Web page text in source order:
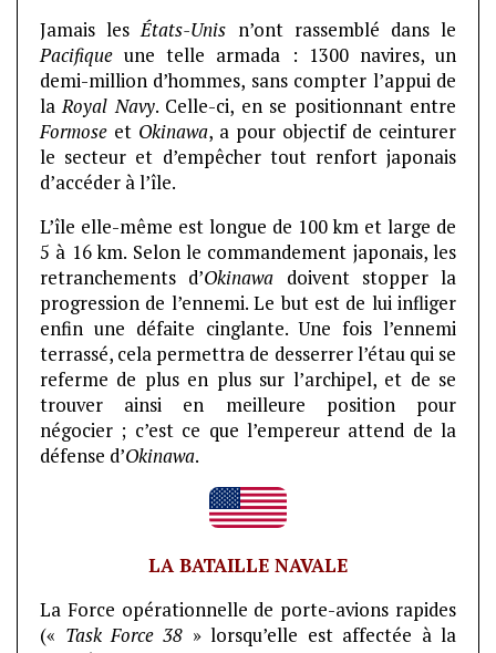
Jamais lesÉtats-Unis n’ont rassemblé dans le
Pacifique une telle armada : 1300 navires, un
demi-million d’hommes, sans compter l’appui de
laRoyal Navy. Celle-ci, en se positionnant entre
Formose et Okinawa, a pour objectif de ceinturer
le secteur et d’empêcher tout renfort japonais
d’accéder à l’île.
L’île elle-même est longue de 100 km et large de
5 à 16 km. Selon le commandement japonais, les
retranchements d’Okinawa doivent stopper la
progression de l’ennemi. Le but est de lui infliger
enfin une défaite cinglante. Une fois l’ennemi
terrassé, cela permettra de desserrer l’étau qui se
referme de plus en plus sur l’archipel, et de se
trouver ainsi en meilleure position pour
négocier ; c’est ce que l’empereur attend de la
défense d’Okinawa.
LA BATAILLE NAVALE
La Force opérationnelle de porte-avions rapides
(« Task Force 38 » lorsqu’elle est affectée à la